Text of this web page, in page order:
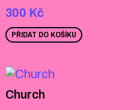
300 Kč
PŘIDAT DO KOŠÍKU
Church